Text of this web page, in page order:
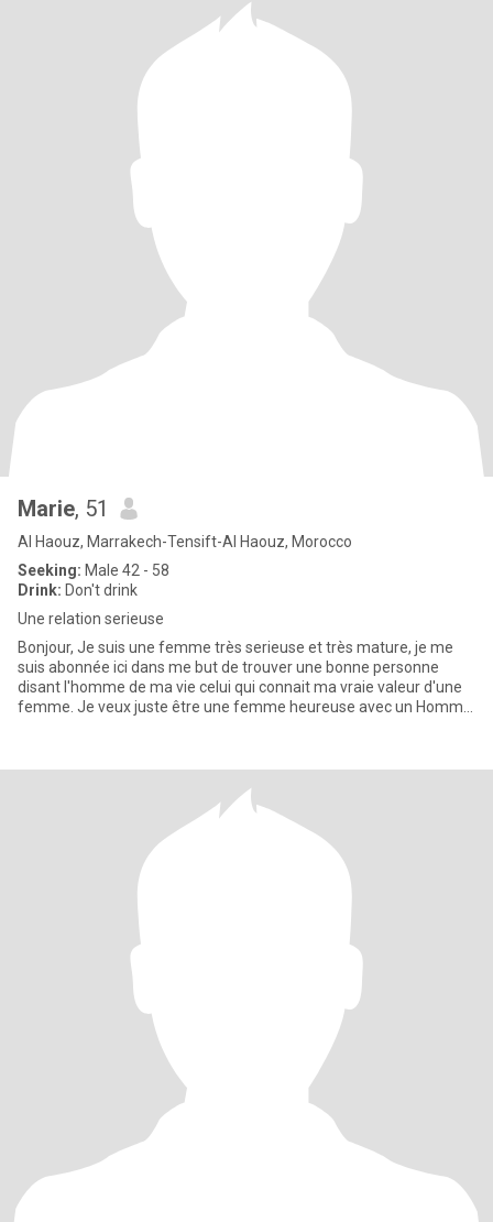
Marie, 51
Al Haouz, Marrakech-Tensift-Al Haouz, Morocco
Seeking: Male 42 - 58
Drink: Don't drink
Une relation serieuse
Bonjour, Je suis une femme très serieuse et très mature, je me
suis abonnée ici dans me but de trouver une bonne personne
disant l'homme de ma vie celui qui connait ma vraie valeur d'une
femme. Je veux juste être une femme heureuse avec un Homme